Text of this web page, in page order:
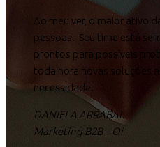
Ao meu ver, o maior ativo
pessoas. Seu time está
prontos para possíveis
toda hora novas soluções
necessidade.
DANIELA ARRABAL
Marketing B2B – Oi